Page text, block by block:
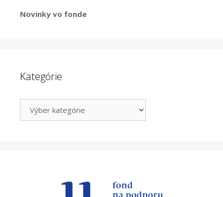
Novinky vo fonde
Kategórie